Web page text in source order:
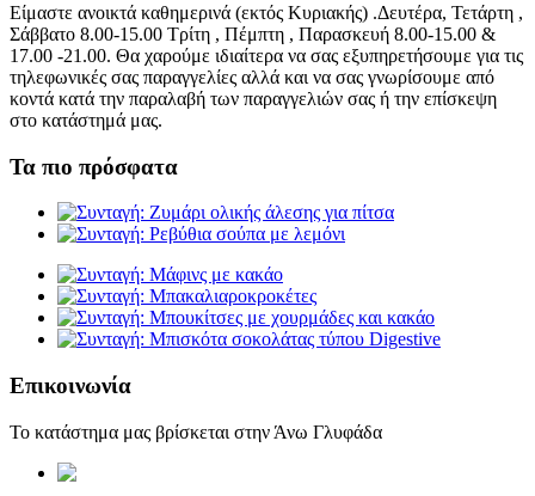
Είμαστε ανοικτά καθημερινά (εκτός Κυριακής) .Δευτέρα, Τετάρτη ,
Σάββατο 8.00-15.00 Τρίτη , Πέμπτη , Παρασκευή 8.00-15.00 &
17.00 -21.00. Θα χαρούμε ιδιαίτερα να σας εξυπηρετήσουμε για τις
τηλεφωνικές σας παραγγελίες αλλά και να σας γνωρίσουμε από
κοντά κατά την παραλαβή των παραγγελιών σας ή την επίσκεψη
στο κατάστημά μας.
Τα πιο πρόσφατα
Επικοινωνία
Το κατάστημα μας βρίσκεται στην Άνω Γλυφάδα